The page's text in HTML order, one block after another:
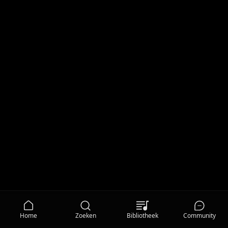
Home Zoeken Bibliotheek Community